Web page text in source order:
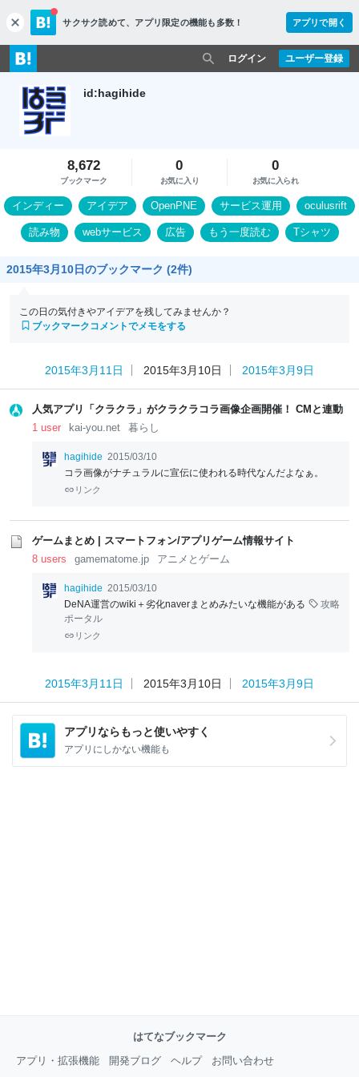
c
l
o
s
e
サクサク読めて、 アプリ限定の機能も多数！ アプリで開く
ユーザー登録
ログイン
id:hagihide
8,672
ブックマーク
0
お気に入り
0
お気に入られ
インディー アイデア OpenPNE サービス運用 oculusrift
読み物 webサービス 広告 もう一度読む Tシャツ
2015年3月10日のブックマーク (2件)
この日の気付きやアイデアを残してみませんか？
ブックマークコメントでメモをする
2015年3月11日 2015年3月10日 2015年3月9日
人気アプリ「クラクラ」がクラクラコラ画像企画開催！ CMと連動
1 user
kai-you.net 暮らし
hagihide 2015/03/10
コラ画像がナチュラルに宣伝に使われる時代なんだよなぁ。
リンク
ゲームまとめ | スマートフォン/アプリゲーム情報サイト
8 users
gamematome.jp アニメとゲーム
hagihide 2015/03/10
DeNA運営のwiki＋劣化naverまとめみたいな機能がある
攻略
ポータル
リンク
2015年3月11日 2015年3月10日 2015年3月9日
アプリならもっと使いやすく
アプリにしかない機能も
はてなブックマーク
アプリ・拡張機能
開発ブログ ヘルプ お問い合わせ